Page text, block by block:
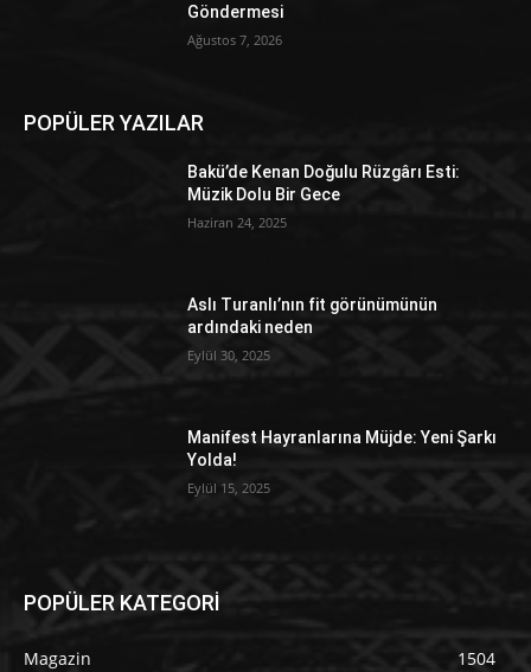
Göndermesi
Ağustos 7, 2026
POPÜLER YAZILAR
Bakü’de Kenan Doğulu Rüzgârı Esti:
Müzik Dolu Bir Gece
Haziran 24, 2025
Aslı Turanlı’nın fit görünümünün
ardındaki neden
Eylül 30, 2025
Manifest Hayranlarına Müjde: Yeni Şarkı
Yolda!
Eylül 15, 2025
POPÜLER KATEGORİ
Magazin
1504